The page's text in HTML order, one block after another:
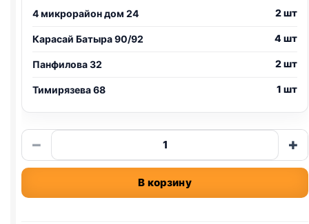
4 микрорайон дом 24 2 шт
Карасай Батыра 90/92 4 шт
Панфилова 32 2 шт
Тимирязева 68 1 шт
−
Количество
товара
TitBit
от
+
В корзину